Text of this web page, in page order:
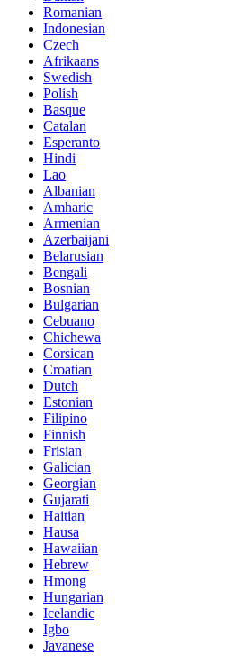
Romanian
Indonesian
Czech
Afrikaans
Swedish
Polish
Basque
Catalan
Esperanto
Hindi
Lao
Albanian
Amharic
Armenian
Azerbaijani
Belarusian
Bengali
Bosnian
Bulgarian
Cebuano
Chichewa
Corsican
Croatian
Dutch
Estonian
Filipino
Finnish
Frisian
Galician
Georgian
Gujarati
Haitian
Hausa
Hawaiian
Hebrew
Hmong
Hungarian
Icelandic
Igbo
Javanese